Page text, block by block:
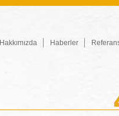
Hakkımızda Haberler